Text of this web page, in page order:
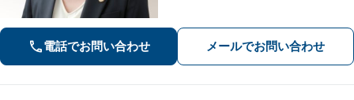
ですので、リラックスしてお話しいた
だけると思います。法テラスOK
電話でお問い合わせ メールでお問い合わせ